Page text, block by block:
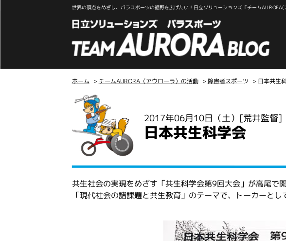
世界の頂点をめざし、パラスポーツの裾野を広げたい！日立ソリューションズ「チーム
ホーム > チームAURORA（アウローラ）の活動 >障害者スポーツ > 日本共生
2017年06月10日（土） [荒井監督]
日本共生科学会
共生社会の実現をめざす「共生科学会第9回大会」が高尾で
「現代社会の諸課題と共生教育」のテーマで、トーカーとし